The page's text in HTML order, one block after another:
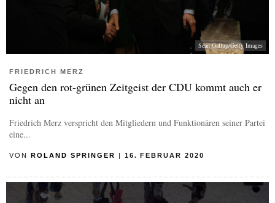
Sean Gallup/Getty Images
FRIEDRICH MERZ
Gegen den rot-grünen Zeitgeist der CDU kommt auch er
nicht an
Friedrich Merz verspricht den Mitgliedern und Funktionären seiner Partei
eine...
VON ROLAND SPRINGER | 16. FEBRUAR 2020